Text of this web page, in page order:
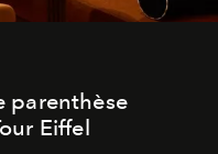
parenthèse
Eiffel